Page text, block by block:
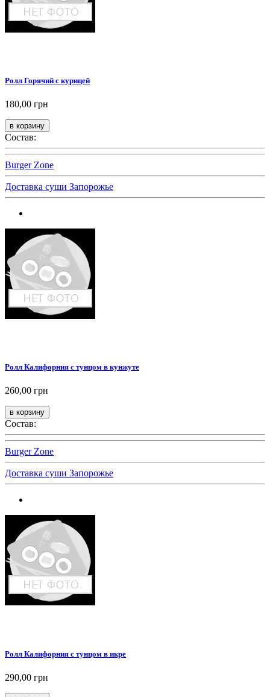
Ролл Горячий с курицей
180,00 грн
Состав:
Burger Zone
Доставка суши Запорожье
Ролл Калифорния с тунцом в кунжуте
260,00 грн
Состав:
Burger Zone
Доставка суши Запорожье
Ролл Калифорния с тунцом в икре
290,00 грн